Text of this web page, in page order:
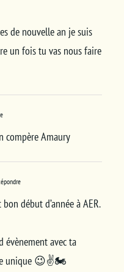
de nouvelle an je suis
un fois tu vas nous faire
compère Amaury
début d’année à AER.
évènement avec ta
unique 😉✌️🏍